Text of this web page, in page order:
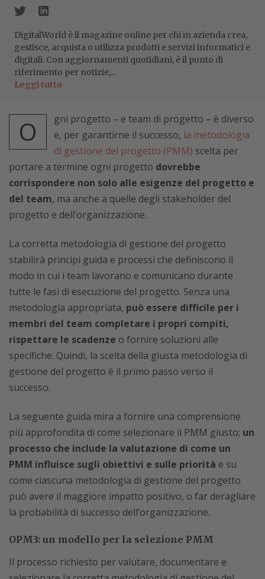
DigitalWorld è il magazine online per chi in azienda crea,
gestisce, acquista o utilizza prodotti e servizi informatici e
digitali. Con aggiornamenti quotidiani, è il punto di
riferimento per notizie,...
Leggi tutto
O
gni progetto – e team di progetto – è diverso
e, per garantirne il successo, la metodologia
di gestione del progetto (PMM) scelta per
portare a termine ogni progetto dovrebbe
corrispondere non solo alle esigenze del progetto e
del team, ma anche a quelle degli stakeholder del
progetto e dell’organizzazione.
La corretta metodologia di gestione del progetto
stabilirà principi guida e processi che definiscono il
modo in cui i team lavorano e comunicano durante
tutte le fasi di esecuzione del progetto. Senza una
metodologia appropriata, può essere difficile per i
membri del team completare i propri compiti,
rispettare le scadenze o fornire soluzioni alle
specifiche. Quindi, la scelta della giusta metodologia di
gestione del progetto è il primo passo verso il
successo.
La seguente guida mira a fornire una comprensione
più approfondita di come selezionare il PMM giusto; un
processo che include la valutazione di come un
PMM influisce sugli obiettivi e sulle priorità e su
come ciascuna metodologia di gestione del progetto
può avere il maggiore impatto positivo, o far deragliare
la probabilità di successo dell’organizzazione.
OPM3: un modello per la selezione PMM
Il processo richiesto per valutare, documentare e